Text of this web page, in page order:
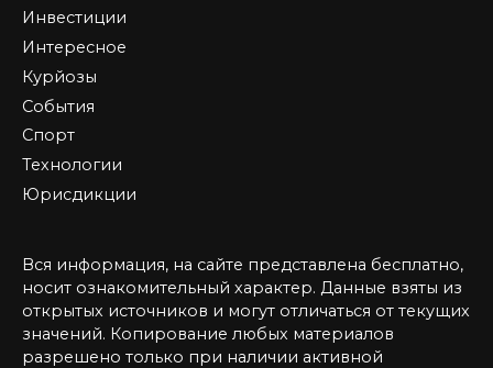
Инвестиции
Интересное
Курйозы
События
Спорт
Технологии
Юрисдикции
Вся информация, на сайте представлена бесплатно,
носит ознакомительный характер. Данные взяты из
открытых источников и могут отличаться от текущих
значений. Копирование любых материалов
разрешено только при наличии активной